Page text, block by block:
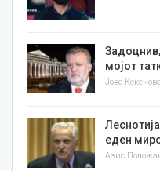
мојот
Јове
еден
Азис